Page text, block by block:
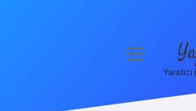
menüyü